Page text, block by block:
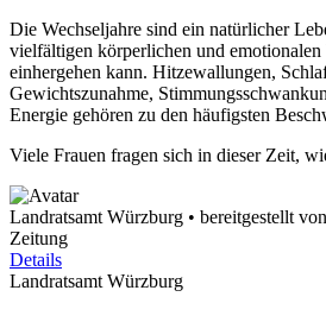
Die Wechseljahre sind ein natürlicher
vielfältigen körperlichen und emotionalen
einhergehen kann. Hitzewallungen,
Gewichtszunahme,
Energie gehören zu den häufigsten
Viele Frauen fragen sich in dieser Zeit,
Landratsamt Würzburg • bereitgestellt
Zeitung
Details
Landratsamt Würzburg